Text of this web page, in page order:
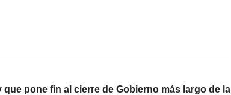
que pone fin al cierre de Gobierno más largo de la